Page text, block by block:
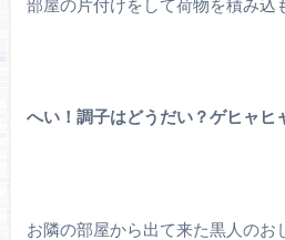
部屋の片付けをして荷物を積み込
へい！調子はどうだい？ゲヒャヒ
お隣の部屋から出て来た黒人のお